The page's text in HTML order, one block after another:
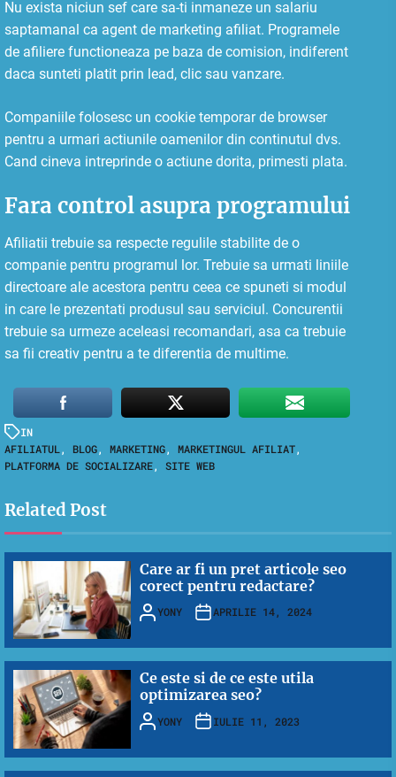
Nu exista niciun sef care sa-ti inmaneze un salariu
saptamanal ca agent de marketing afiliat. Programele
de afiliere functioneaza pe baza de comision, indiferent
daca sunteti platit prin lead, clic sau vanzare.
Companiile folosesc un cookie temporar de browser
pentru a urmari actiunile oamenilor din continutul dvs.
Cand cineva intreprinde o actiune dorita, primesti plata.
Fara control asupra programului
Afiliatii trebuie sa respecte regulile stabilite de o
companie pentru programul lor. Trebuie sa urmati liniile
directoare ale acestora pentru ceea ce spuneti si modul
in care le prezentati produsul sau serviciul. Concurentii
trebuie sa urmeze aceleasi recomandari, asa ca trebuie
sa fii creativ pentru a te diferentia de multime.
IN
AFILIATUL, BLOG, MARKETING, MARKETINGUL AFILIAT,
PLATFORMA DE SOCIALIZARE, SITE WEB
Related Post
Care ar fi un pret articole seo
corect pentru redactare?
YONY APRILIE 14, 2024
Ce este si de ce este utila
optimizarea seo?
YONY IULIE 11, 2023